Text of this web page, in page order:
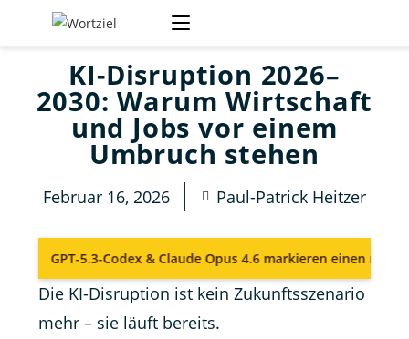
KI-Disruption 2026–
2030: Warum Wirtschaft
und Jobs vor einem
Umbruch stehen
Februar 16, 2026 Paul-Patrick Heitzer
& Claude Opus 4.6 markieren einen neuen
Die KI-Disruption ist kein Zukunftsszenario
mehr – sie läuft bereits.